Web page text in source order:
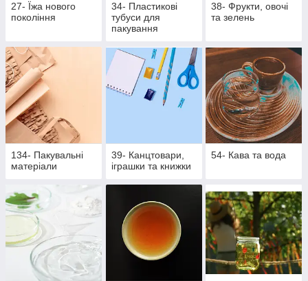
27- Їжа нового
покоління
34- Пластикові
тубуси для
пакування
38- Фрукти, овочі
та зелень
134- Пакувальні
матеріали
39- Канцтовари,
іграшки та книжки
54- Кава та вода